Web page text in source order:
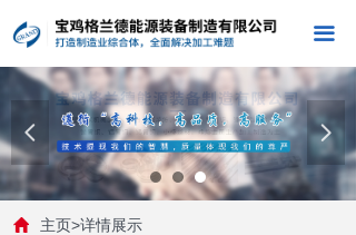
넳 넲
끀
主页>详情展示